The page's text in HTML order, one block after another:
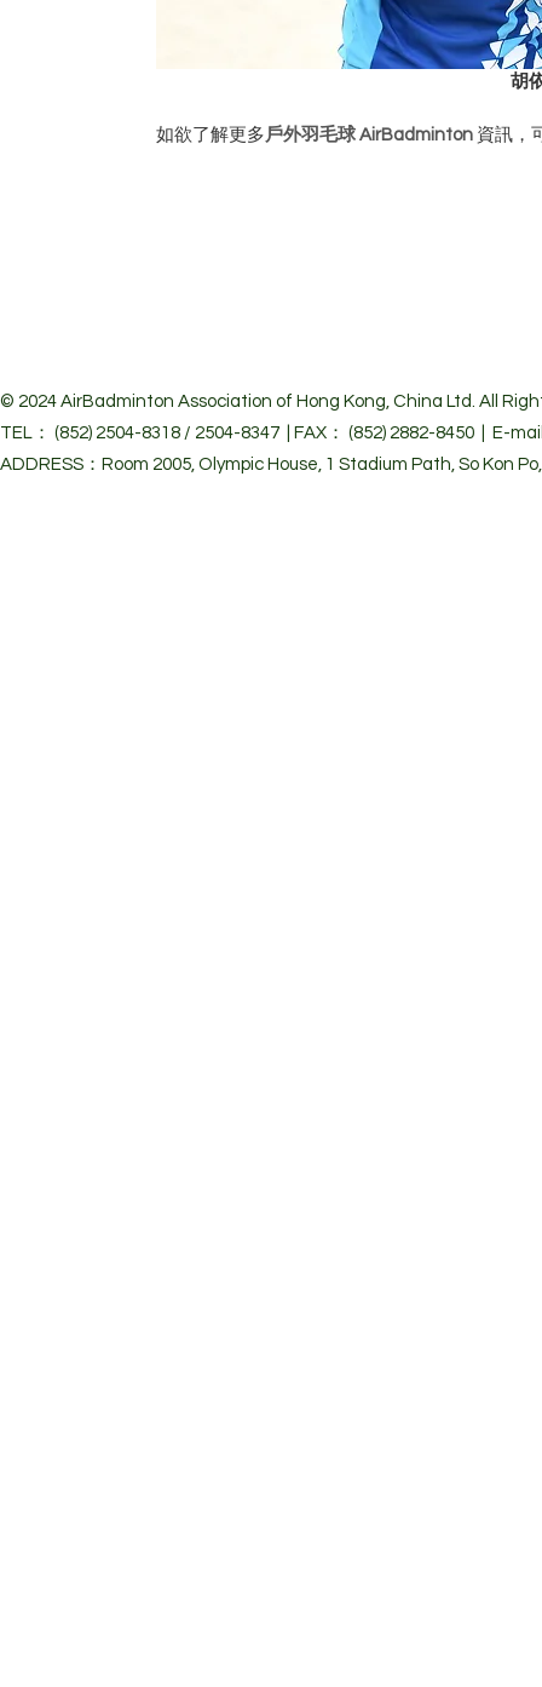
胡
如欲了解更多戶外羽毛球 AirBadminton 資訊，
© 2024 AirBadminton Association of Hong Kong, China Ltd. All
TEL： (852) 2504-8318 / 2504-8347 | FAX： (852) 2882-8450 | E-
ADDRESS：Room 2005, Olympic House, 1 Stadium Path, So Kon